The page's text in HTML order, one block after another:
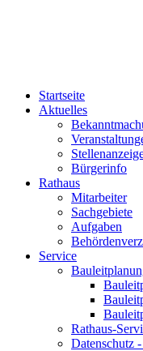
Startseite
Aktuelles
Bürgerinfo
Rathaus
Mitarbeiter
Sachgebiete
Aufgaben
Service
Rathaus-
Datenschutz